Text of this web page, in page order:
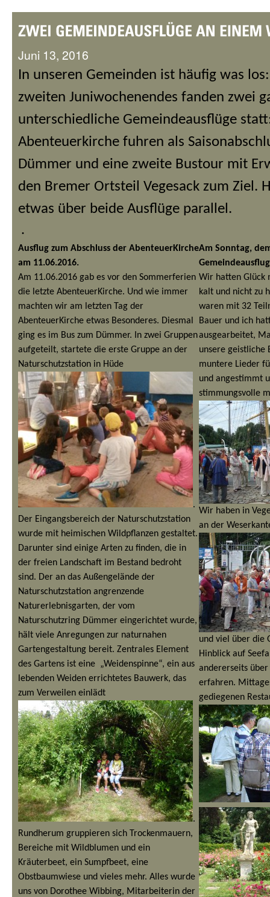
Juni 13, 2016
In unseren Gemeinden ist häufig was
zweiten Juniwochenendes fanden zwei
unterschiedliche Gemeindeausflüge
Abenteuerkirche fuhren als
Dümmer und eine zweite Bustour mit
den Bremer Ortsteil Vegesack zum Ziel.
etwas über beide Ausflüge parallel.
.
Ausflug zum Abschluss der AbenteuerKirche
am 11.06.2016.
Am 11.06.2016 gab es vor den Sommerferien
die letzte AbenteuerKirche. Und wie immer
machten wir am letzten Tag der
AbenteuerKirche etwas Besonderes. Diesmal
ging es im Bus zum Dümmer. In zwei Gruppen
aufgeteilt, startete die erste Gruppe an der
Naturschutzstation in Hüde
.
Der Eingangsbereich der Naturschutzstation
wurde mit heimischen Wildpflanzen gestaltet.
Darunter sind einige Arten zu finden, die in
der freien Landschaft im Bestand bedroht
sind. Der an das Außengelände der
Naturschutzstation angrenzende
Naturerlebnisgarten, der vom
Naturschutzring Dümmer eingerichtet wurde,
hält viele Anregungen zur naturnahen
Gartengestaltung bereit. Zentrales Element
des Gartens ist eine „Weidenspinne“, ein aus
lebenden Weiden errichtetes Bauwerk, das
zum Verweilen einlädt
.
Rundherum gruppieren sich Trockenmauern,
Bereiche mit Wildblumen und ein
Kräuterbeet, ein Sumpfbeet, eine
Obstbaumwiese und vieles mehr. Alles wurde
uns von Dorothee Wibbing, Mitarbeiterin der
Am Sonntag,
Wir hatten Glück
kalt und nicht zu
waren mit 32
Bauer und ich
ausgearbeitet,
unsere geistliche
muntere Lieder
und angestimmt
stimmungsvolle
Wir haben in
an der
und viel über die
Hinblick auf
andererseits
erfahren.
gediegenen